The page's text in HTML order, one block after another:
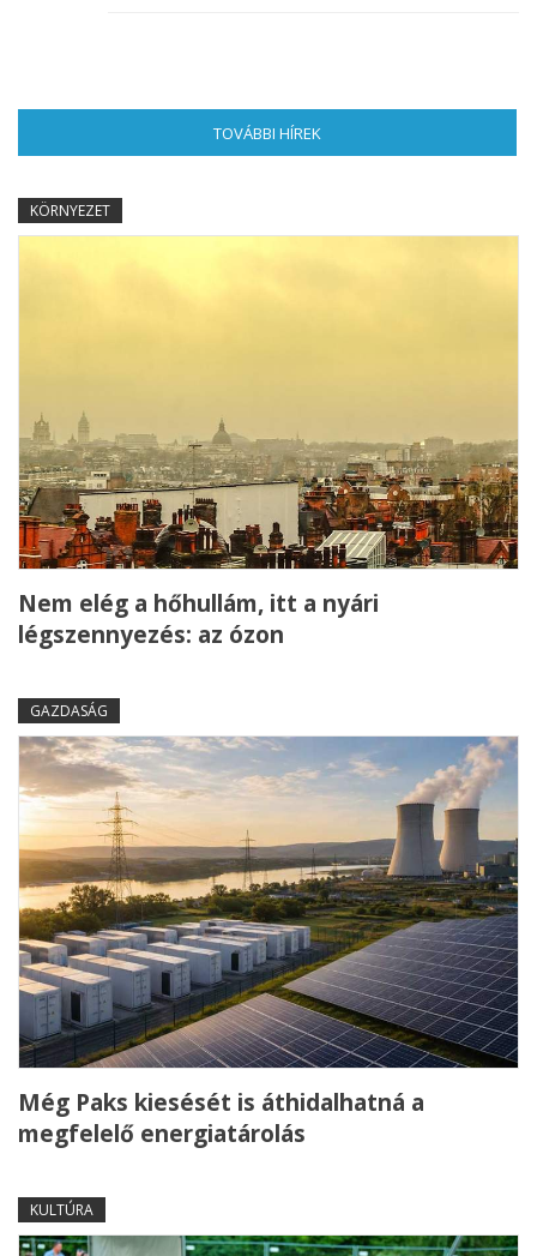
TOVÁBBI HÍREK
KÖRNYEZET
Nem elég a hőhullám, itt a nyári
légszennyezés: az ózon
GAZDASÁG
Még Paks kiesését is áthidalhatná a
megfelelő energiatárolás
KULTÚRA